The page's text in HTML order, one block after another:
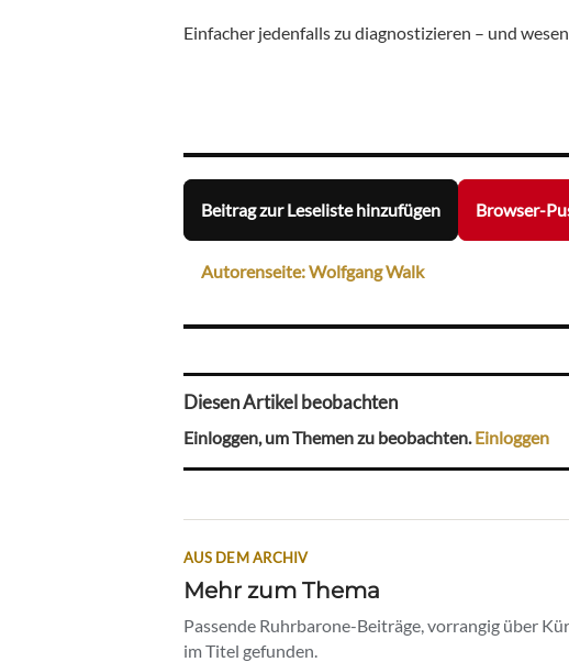
Einfacher jedenfalls zu diagnostizieren – und
Beitrag zur Leseliste hinzufügen Browser-
Autorenseite: Wolfgang Walk
Diesen Artikel beobachten
Einloggen, um Themen zu beobachten.Einloggen
AUS DEM ARCHIV
Mehr zum Thema
Passende Ruhrbarone-Beiträge, vorrangig über
im Titel gefunden.